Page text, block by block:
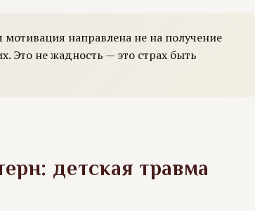
направлена не на получение
Это не жадность — это страх быть
детская травма